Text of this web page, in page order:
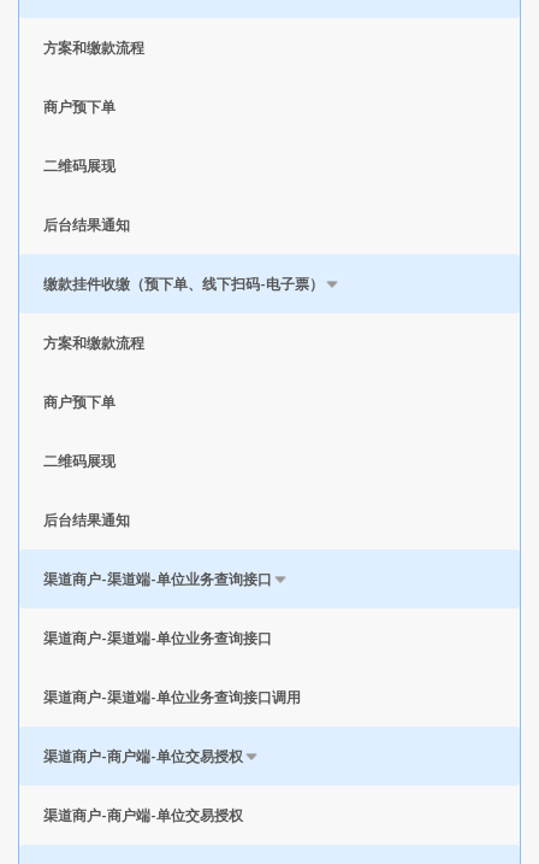
方案和缴款流程
商户预下单
二维码展现
后台结果通知
缴款挂件收缴（预下单、线下扫码-电子票）
方案和缴款流程
商户预下单
二维码展现
后台结果通知
渠道商户-渠道端-单位业务查询接口
渠道商户-渠道端-单位业务查询接口
渠道商户-渠道端-单位业务查询接口调用
渠道商户-商户端-单位交易授权
渠道商户-商户端-单位交易授权